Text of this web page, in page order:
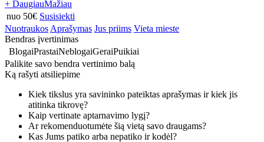
+ DaugiauMažiau
nuo 50€ Susisiekti
Nuotraukos Aprašymas Jus priims Vieta mieste
Bendras įvertinimas
BlogaiPrastaiNeblogaiGeraiPuikiai
Palikite savo bendra vertinimo balą
Ką rašyti atsiliepime
Kiek tikslus yra savininko pateiktas aprašymas ir kiek jis
atitinka tikrovę?
Kaip vertinate aptarnavimo lygį?
Ar rekomenduotumėte šią vietą savo draugams?
Kas Jums patiko arba nepatiko ir kodėl?